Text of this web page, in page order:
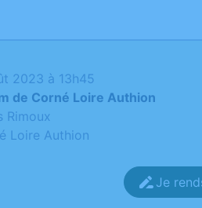
2023 à 13h45
de Corné Loire Authion
Rimoux
Loire Authion
Je